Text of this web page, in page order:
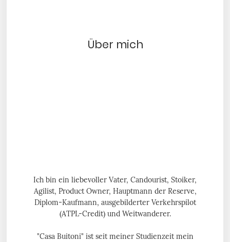
Über mich
Ich bin ein liebevoller Vater, Candourist, Stoiker,
Agilist, Product Owner, Hauptmann der Reserve,
Diplom-Kaufmann, ausgebilderter Verkehrspilot
(ATPL-Credit) und Weitwanderer.
"Casa Buitoni" ist seit meiner Studienzeit mein